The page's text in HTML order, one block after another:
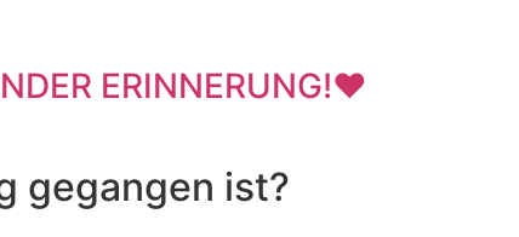
ERINNERUNG!❤️
gegangen ist?